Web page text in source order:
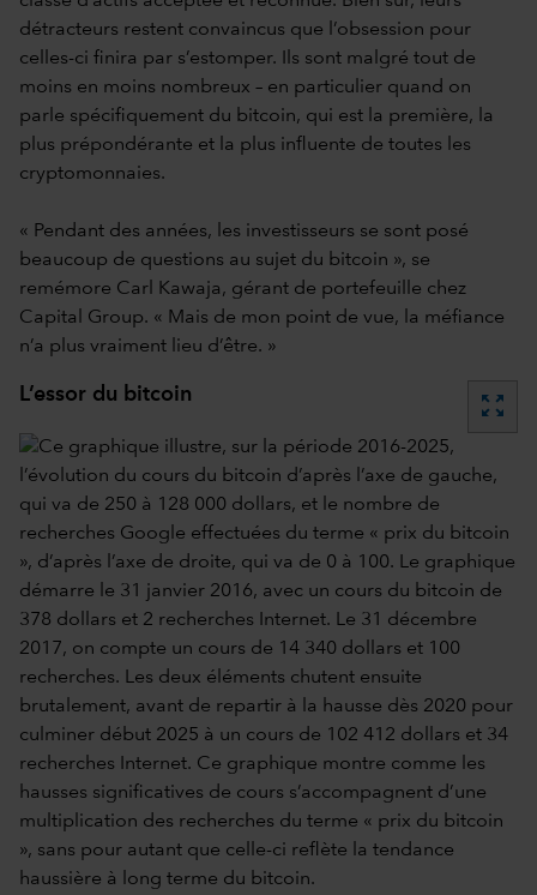
détracteurs restent convaincus que l’obsession pour
celles-ci finira par s’estomper. Ils sont malgré tout de
moins en moins nombreux – en particulier quand on
parle spécifiquement du bitcoin, qui est la première, la
plus prépondérante et la plus influente de toutes les
cryptomonnaies.
« Pendant des années, les investisseurs se sont posé
beaucoup de questions au sujet du bitcoin », se
remémore Carl Kawaja, gérant de portefeuille chez
Capital Group. « Mais de mon point de vue, la méfiance
n’a plus vraiment lieu d’être. »
L’essor du bitcoin zoom_out_map